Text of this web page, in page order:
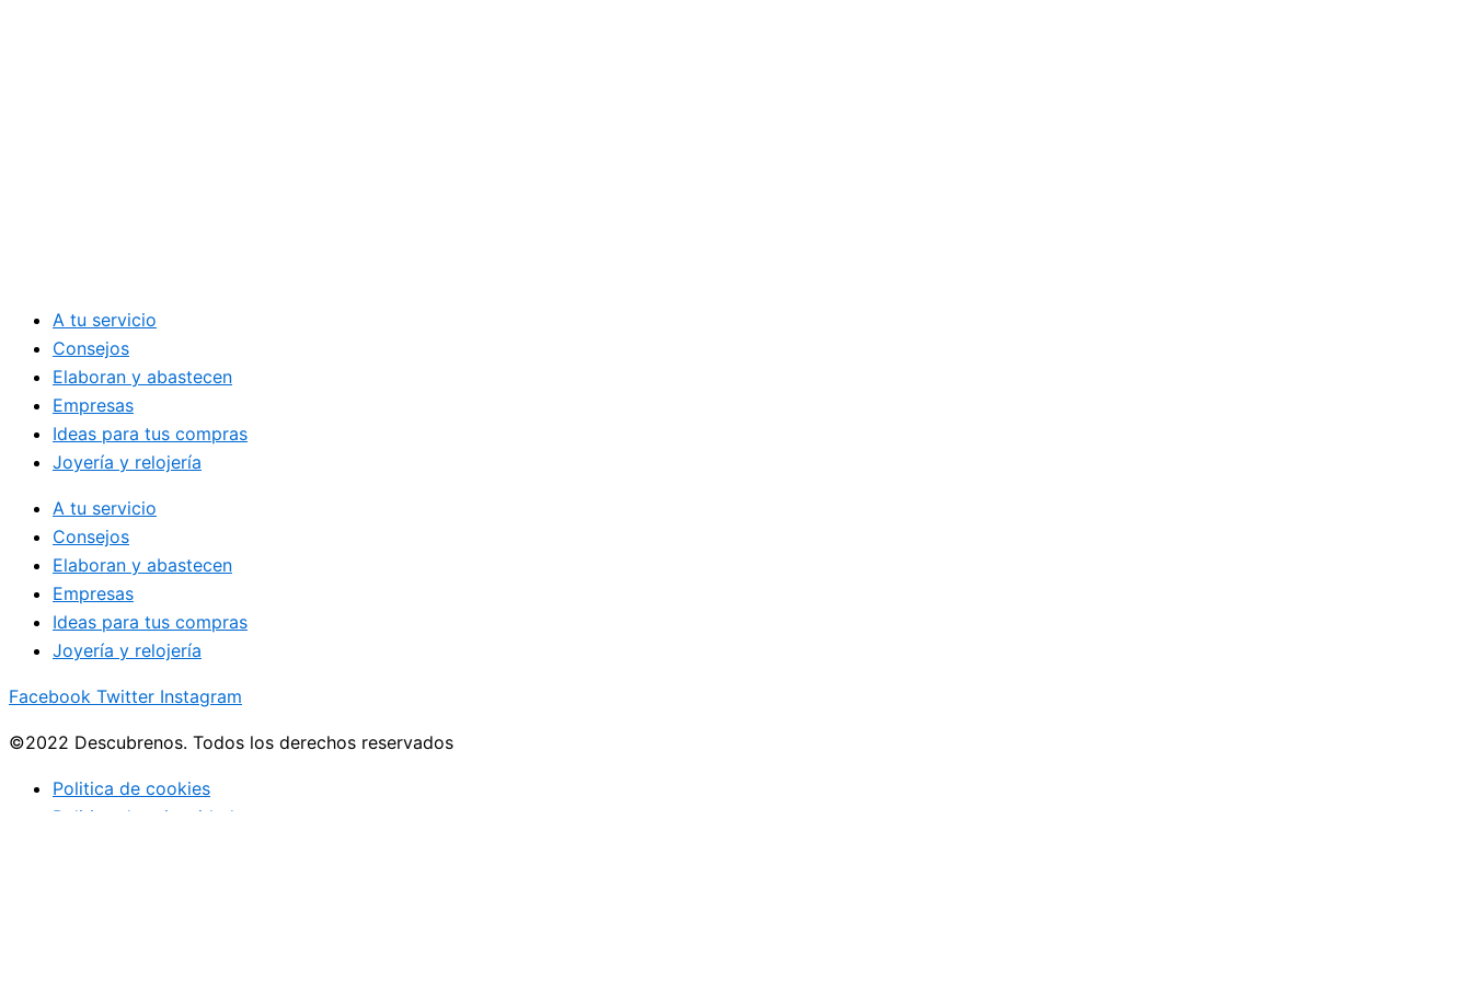
A tu servicio
Consejos
Elaboran y abastecen
Empresas
Ideas para tus compras
Joyería y relojería
A tu servicio
Consejos
Elaboran y abastecen
Empresas
Ideas para tus compras
Joyería y relojería
Facebook Twitter Instagram
©2022 Descubrenos. Todos los derechos reservados
Politica de cookies
Politico de privacidad